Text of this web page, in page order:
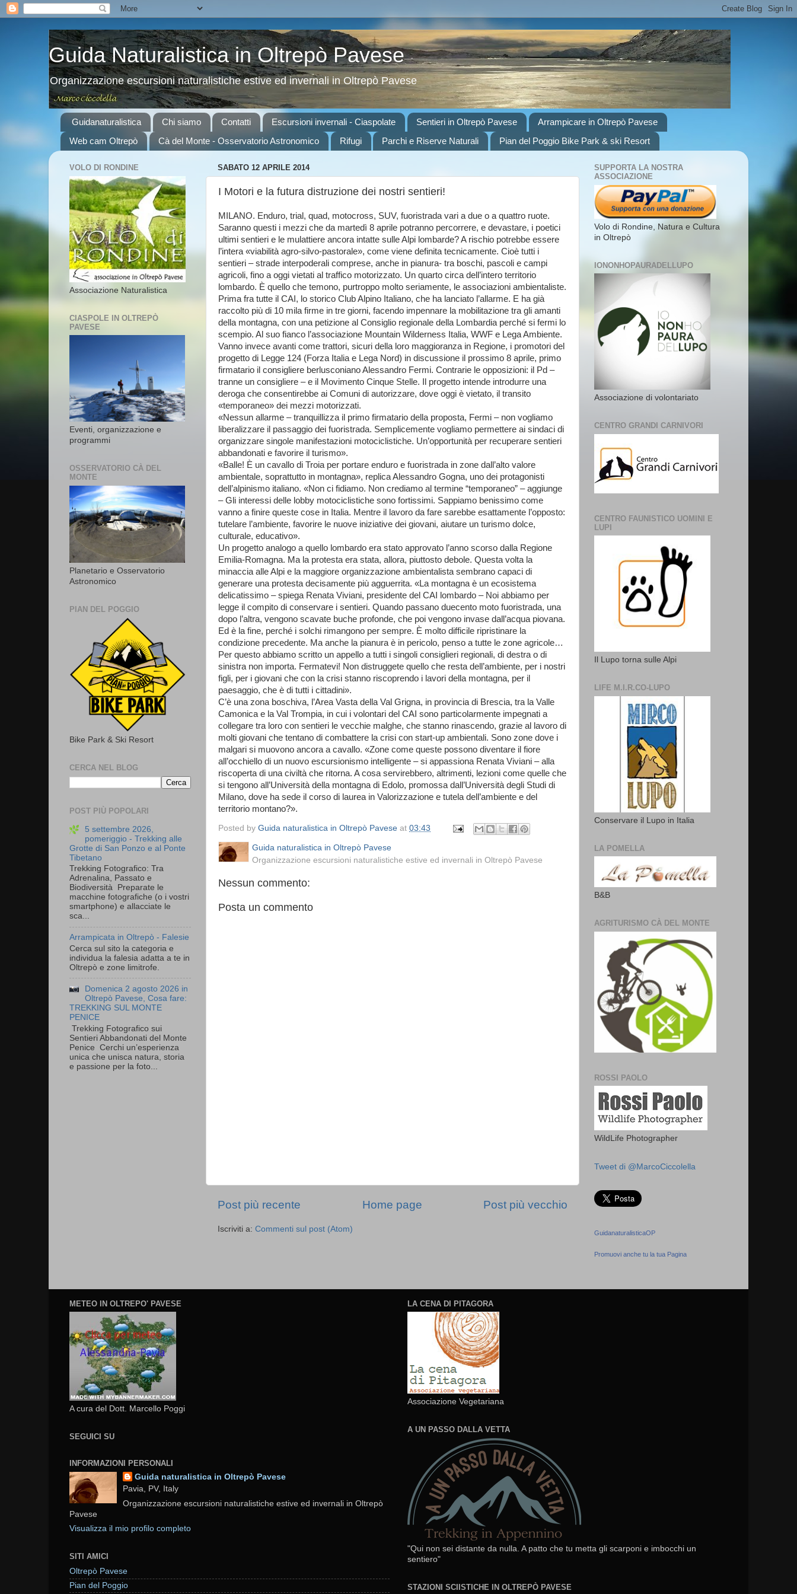
Guida Naturalistica in Oltrepò Pavese
Organizzazione escursioni naturalistiche estive ed invernali in Oltrepò Pavese
Guidanaturalistica Chi siamo Contatti Escursioni invernali - Ciaspolate Sentieri in Oltrepò Pavese
Arrampicare in Oltrepò Pavese
Web cam Oltrepò
Cà del Monte - Osservatorio Astronomico Rifugi Parchi e Riserve Naturali Pian del Poggio Bike Park & ski Resort
SABATO 12 APRILE 2014
I Motori e la futura distruzione dei nostri sentieri!
MILANO. Enduro, trial, quad, motocross, SUV, fuoristrada vari a due o a quattro ruo­te.
Saranno questi i mezzi che da martedì 8 aprile potranno percorrere, e devastare, i poetici
ultimi sentieri e le mulattiere ancora intatte sulle Alpi lombarde? A rischio potrebbe essere
l’intera «viabilità agro-silvo-pastorale», come viene definita tecnica­mente. Cioè tutti i
sentieri – strade interpo­derali comprese, anche in pianura- tra bo­schi, pascoli e campi
agricoli, fino a oggi vietati al traffico motorizzato. Un quarto circa dell’intero territorio
lombardo. È quello che temono, purtroppo molto seriamente, le associazioni ambientaliste.
Prima fra tutte il CAI, lo storico Club Alpino Italiano, che ha lanciato l’allarme. E ha già
raccolto più di 10 mila firme in tre giorni, facendo impennare la mobilitazione tra gli amanti
della montagna, con una petizione al Consiglio regionale della Lombardia perché si fermi lo
scempio. Al suo fianco l’associazione Mountain Wilderness Italia, WWF e Lega Ambiente.
Vanno invece avanti come trattori, sicuri della loro maggioranza in Regione, i promotori del
progetto di Legge 124 (Forza Italia e Lega Nord) in discussione il prossimo 8 aprile, primo
firmatario il consigliere berlusconiano Alessandro Fermi. Contrarie le opposizioni: il Pd –
tranne un consigliere – e il Movimento Cinque Stelle. Il progetto intende introdurre una
deroga che consentirebbe ai Comuni di autorizzare, dove oggi è vietato, il transito
«temporaneo» dei mezzi motorizzati.
«Nessun allarme – tranquillizza il primo firmatario della proposta, Fermi – non vogliamo
liberalizzare il passaggio dei fuoristrada. Semplicemente vogliamo permettere ai sindaci di
organizzare singole manifestazioni motociclistiche. Un’opportunità per recuperare sentieri
abbandonati e favorire il turismo».
«Balle! È un cavallo di Troia per portare enduro e fuoristrada in zone dall’alto valore
ambientale, soprattutto in montagna», replica Alessandro Gogna, uno dei protagonisti
dell’alpinismo italiano. «Non ci fidiamo. Non crediamo al termine “temporaneo” – aggiunge
– Gli interessi delle lobby motociclistiche sono fortissimi. Sappiamo benissimo come
vanno a finire queste cose in Italia. Mentre il lavoro da fare sarebbe esattamente l’opposto:
tutelare l’ambiente, favorire le nuove iniziative dei giovani, aiutare un turismo dolce,
culturale, educativo».
Un progetto analogo a quello lombardo era stato approvato l’anno scorso dalla Regione
Emilia-Romagna. Ma la protesta era stata, allora, piuttosto debole. Questa volta la
minaccia alle Alpi e la maggiore organizzazione ambientalista sembrano capaci di
generare una protesta decisamente più agguerrita. «La montagna è un ecosistema
delicatissimo – spiega Renata Viviani, presidente del CAI lombardo – Noi abbiamo per
legge il compito di conservare i sentieri. Quando passano duecento moto fuoristrada, una
dopo l’altra, vengono scavate buche profonde, che poi vengono invase dall’acqua piovana.
Ed è la fine, perché i solchi rimangono per sempre. È molto difficile ripristinare la
condizione precedente. Ma anche la pianura è in pericolo, penso a tutte le zone agricole…
Per questo abbiamo scritto un appello a tutti i singoli consiglieri regionali, di destra o di
sinistra non importa. Fermatevi! Non distruggete quello che resta dell’ambiente, per i nostri
figli, per i giovani che con la crisi stanno riscoprendo i lavori della montagna, per il
paesaggio, che è di tutti i cittadini».
C’è una zona boschiva, l’Area Vasta della Val Grigna, in provincia di Brescia, tra la Valle
Camonica e la Val Trompia, in cui i volontari del CAI sono particolarmente impegnati a
collegare tra loro con sentieri le vecchie malghe, che stanno rinascendo, grazie al lavoro di
molti giovani che tentano di combattere la crisi con start-up ambientali. Sono zone dove i
malgari si muovono ancora a cavallo. «Zone come queste possono diventare il fiore
all’occhiello di un nuovo escursionismo intelligente – si appassiona Renata Viviani – alla
riscoperta di una civiltà che ritorna. A cosa servirebbero, altrimenti, lezioni come quelle che
si tengono all’Università della montagna di Edolo, promossa dall’Università degli Studi di
Milano, dove ha sede il corso di laurea in Valorizzazione e tutela dell’ambiente e del
territorio montano?».
Posted by Guida naturalistica in Oltrepò Pavese at 03:43
Guida naturalistica in Oltrepò Pavese
Organizzazione escursioni naturalistiche estive ed invernali in Oltrepò Pavese
Nessun commento:
Posta un commento
Post più recente Post più vecchio
Home page
Iscriviti a: Commenti sul post (Atom)
VOLO DI RONDINE
Associazione Naturalistica
CIASPOLE IN OLTREPÒ
PAVESE
Eventi, organizzazione e
programmi
OSSERVATORIO CÀ DEL
MONTE
Planetario e Osservatorio
Astronomico
PIAN DEL POGGIO
Bike Park & Ski Resort
CERCA NEL BLOG
POST PIÙ POPOLARI
5 settembre 2026,
pomeriggio - Trekking alle
Grotte di San Ponzo e al Ponte
Tibetano
Trekking Fotografico: Tra
Adrenalina, Passato e
Biodiversità Preparate le
macchine fotografiche (o i vostri
smartphone) e allacciate le
sca...
Arrampicata in Oltrepò - Falesie
Cerca sul sito la categoria e
individua la falesia adatta a te in
Oltrepò e zone limitrofe.
Domenica 2 agosto 2026 in
Oltrepò Pavese, Cosa fare:
TREKKING SUL MONTE
PENICE
Trekking Fotografico sui
Sentieri Abbandonati del Monte
Penice Cerchi un’esperienza
unica che unisca natura, storia
e passione per la foto...
SUPPORTA LA NOSTRA
ASSOCIAZIONE
Volo di Rondine, Natura e Cultura
in Oltrepò
IONONHOPAURADELLUPO
Associazione di volontariato
CENTRO GRANDI CARNIVORI
CENTRO FAUNISTICO UOMINI E
LUPI
Il Lupo torna sulle Alpi
LIFE M.I.R.CO-LUPO
Conservare il Lupo in Italia
LA POMELLA
B&B
AGRITURISMO CÀ DEL MONTE
ROSSI PAOLO
WildLife Photographer
Tweet di @MarcoCiccolella
GuidanaturalisticaOP
Promuovi anche tu la tua Pagina
METEO IN OLTREPO' PAVESE
A cura del Dott. Marcello Poggi
SEGUICI SU
INFORMAZIONI PERSONALI
Guida naturalistica in Oltrepò Pavese
Pavia, PV, Italy
Organizzazione escursioni naturalistiche estive ed invernali in Oltrepò
Pavese
Visualizza il mio profilo completo
SITI AMICI
Oltrepò Pavese
Pian del Poggio
LA CENA DI PITAGORA
Associazione Vegetariana
A UN PASSO DALLA VETTA
"Qui non sei distante da nulla. A patto che tu metta gli scarponi e imbocchi un
sentiero"
STAZIONI SCIISTICHE IN OLTREPÒ PAVESE